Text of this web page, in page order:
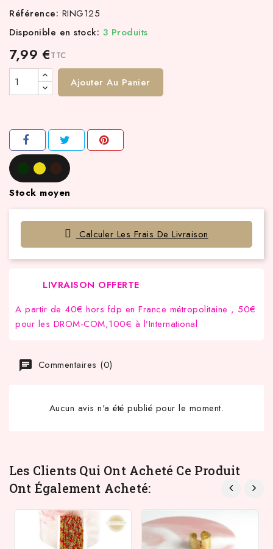
Référence: RING125
Disponible en stock: 3 Produits
7,99 €TTC
Ajouter Au Panier
Stock moyen
Calculer Les Frais De Livraison
LIVRAISON OFFERTE
A partir de 40€ hors fdp en France métropolitaine , 50€
pour les DROM-COM,100€ à l’International
Commentaires (0)
Aucun avis n'a été publié pour le moment.
Les Clients Qui Ont Acheté Ce Produit
Ont Également Acheté: